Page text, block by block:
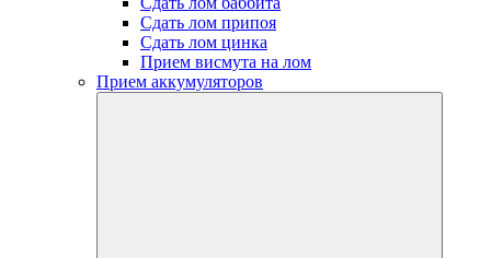
Сдать лом припоя
Сдать лом цинка
Прием висмута на лом
Прием аккумуляторов